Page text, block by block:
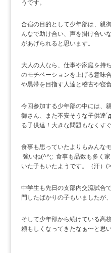
うです。
合宿の目的として少年部は、親
んなで助け合い、声を掛け合い
があげられると思います。
大人の人なら、仕事や家庭を持
のモチベーションを上げる意味
や黒帯を目指す人達と稽古や寝
今回参加する少年部の中には、
御さん、また不安そうな子供達
る子供達！大きな問題もなくす
食事も思っていたよりもみんな
強いね(^^;; 食事も品数も多く
いた子もいたようです。（汗）
中学生も先日の支部内交流試合
門したばかりの子もいましたが
そして少年部から続けている高
頼もしくなってきたなぁ〜と思